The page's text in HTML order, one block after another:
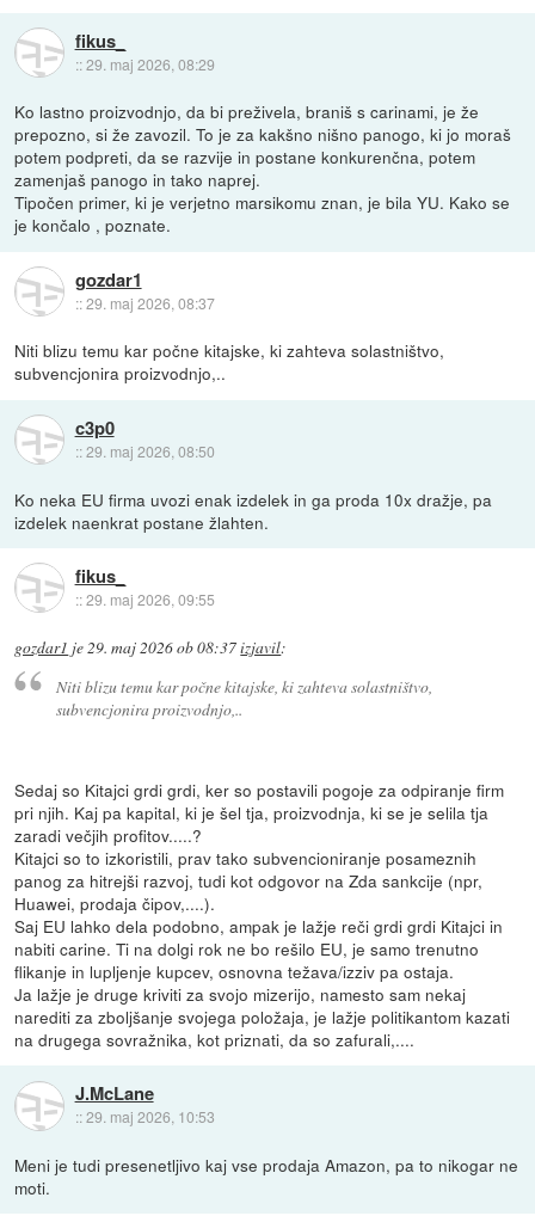
fikus_
::29. maj 2026, 08:29
Ko lastno proizvodnjo, da bi preživela, braniš s carinami, je že
prepozno, si že zavozil. To je za kakšno nišno panogo, ki jo moraš
potem podpreti, da se razvije in postane konkurenčna, potem
zamenjaš panogo in tako naprej.
Tipočen primer, ki je verjetno marsikomu znan, je bila YU. Kako se
je končalo , poznate.
gozdar1
::29. maj 2026, 08:37
Niti blizu temu kar počne kitajske, ki zahteva solastništvo,
subvencjonira proizvodnjo,..
c3p0
::29. maj 2026, 08:50
Ko neka EU firma uvozi enak izdelek in ga proda 10x dražje, pa
izdelek naenkrat postane žlahten.
fikus_
::29. maj 2026, 09:55
gozdar1 je 29. maj 2026 ob 08:37izjavil:
Niti blizu temu kar počne kitajske, ki zahteva solastništvo,
subvencjonira proizvodnjo,..
Sedaj so Kitajci grdi grdi, ker so postavili pogoje za odpiranje firm
pri njih. Kaj pa kapital, ki je šel tja, proizvodnja, ki se je selila tja
zaradi večjih profitov.....?
Kitajci so to izkoristili, prav tako subvencioniranje posameznih
panog za hitrejši razvoj, tudi kot odgovor na Zda sankcije (npr,
Huawei, prodaja čipov,....).
Saj EU lahko dela podobno, ampak je lažje reči grdi grdi Kitajci in
nabiti carine. Ti na dolgi rok ne bo rešilo EU, je samo trenutno
flikanje in lupljenje kupcev, osnovna težava/izziv pa ostaja.
Ja lažje je druge kriviti za svojo mizerijo, namesto sam nekaj
narediti za zboljšanje svojega položaja, je lažje politikantom kazati
na drugega sovražnika, kot priznati, da so zafurali,....
J.McLane
::29. maj 2026, 10:53
Meni je tudi presenetljivo kaj vse prodaja Amazon, pa to nikogar ne
moti.